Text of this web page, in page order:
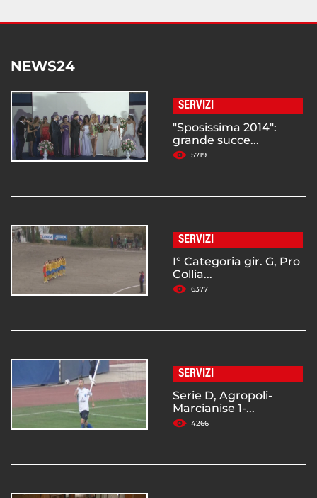
NEWS24
SERVIZI
"Sposissima 2014":
grande succe...
5719
SERVIZI
I° Categoria gir. G, Pro
Collia...
6377
SERVIZI
Serie D, Agropoli-
Marcianise 1-...
4266